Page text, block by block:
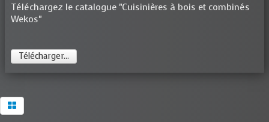
Téléchargez le catalogue "Cuisinières à bois et combinés
Wekos"
Télécharger...